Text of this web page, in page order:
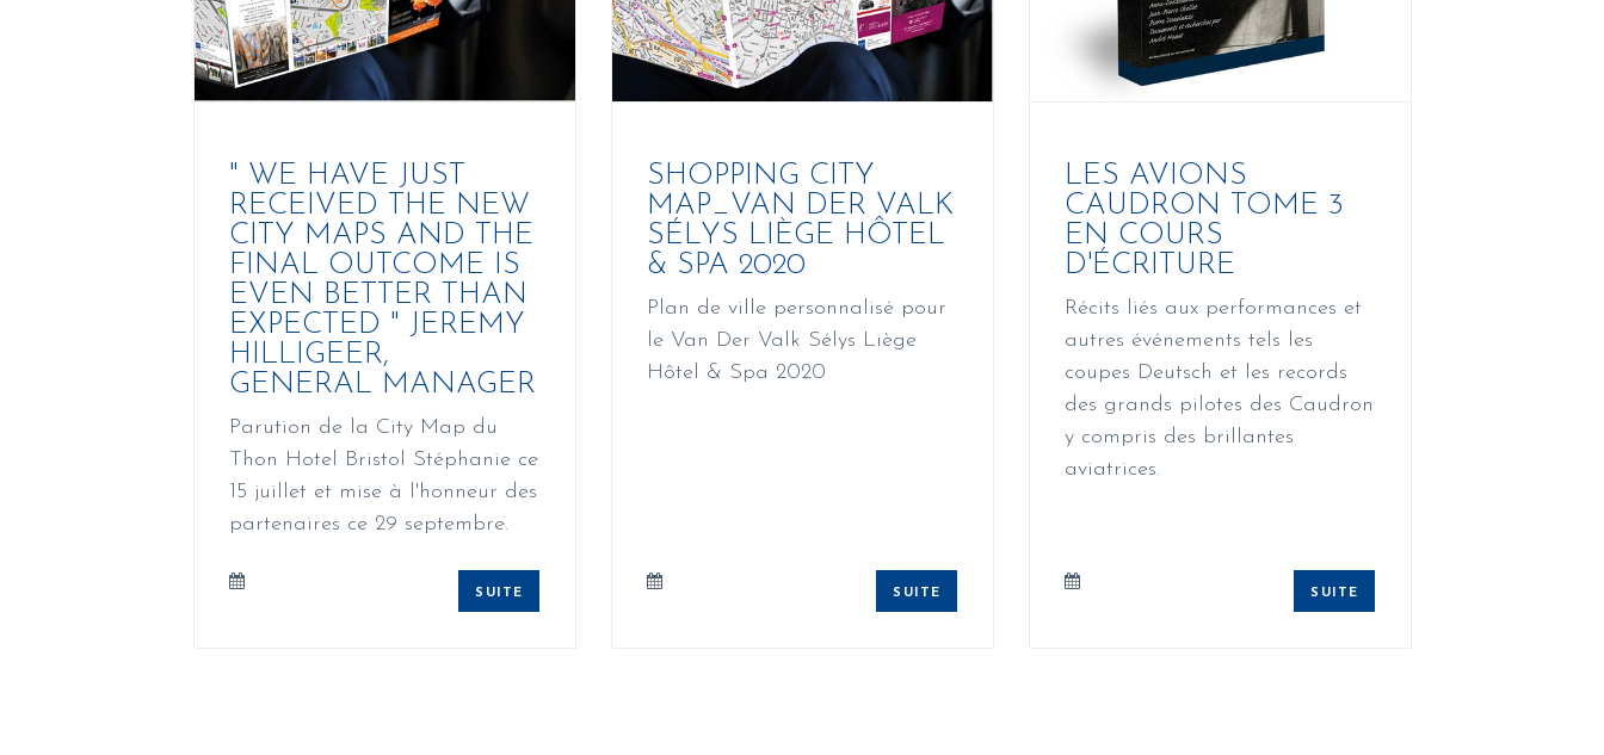
" WE HAVE JUST
RECEIVED THE NEW
CITY MAPS AND THE
FINAL OUTCOME IS
EVEN BETTER THAN
EXPECTED " JEREMY
HILLIGEER,
GENERAL MANAGER
Parution de la City Map du
Thon Hotel Bristol Stéphanie ce
15 juillet et mise à l'honneur des
partenaires ce 29 septembre.
SUITE
SHOPPING CITY
MAP_VAN DER VALK
SÉLYS LIÈGE HÔTEL
& SPA 2020
Plan de ville personnalisé pour
le Van Der Valk Sélys Liège
Hôtel & Spa 2020
SUITE
LES AVIONS
CAUDRON TOME 3
EN COURS
D'ÉCRITURE
Récits liés aux performances et
autres événements tels les
coupes Deutsch et les records
des grands pilotes des Caudron
y compris des brillantes
aviatrices.
SUITE